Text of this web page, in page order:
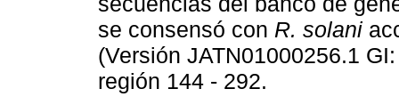
se consensó con R. solani
(Versión JATN01000256.1
región 144 - 292.